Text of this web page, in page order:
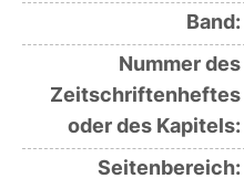
Band:
Nummer des
Zeitschriftenheftes
oder des Kapitels:
Seitenbereich: